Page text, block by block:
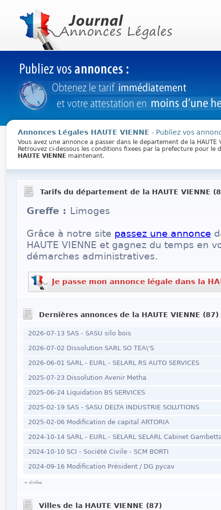
Annonces Légales HAUTE VIENNE - Publiez vos
Vous avez une annonce a passer dans le departement de la HAUTE
Retrouvez ci-dessous les conditions fixees par la prefecture pour
HAUTE VIENNEmaintenant.
Tarifs du département de la HAUTE VIENNE
Greffe : Limoges
Grâce à notre site passez une annonce
HAUTE VIENNE et gagnez du temps en
démarches administratives.
Je passe mon annonce légale dans la
Dernières annonces de la HAUTE VIENNE (87)
2026-07-13 SAS - SASU silo bois
2026-07-02 Dissolution SARL SO TEA\'S
2026-06-01 SARL - EURL - SELARL RS AUTO SERVICES
2025-07-23 Dissolution Avenir Metha
2025-06-24 Liquidation BS SERVICES
2025-02-19 SAS - SASU DELTA INDUSTRIE SOLUTIONS
2025-02-06 Modification de capital ARTORIA
2024-10-14 SARL - EURL - SELARL SELARL Cabinet
2024-10-10 SCI - Société Civile - SCM BORTI
2024-09-16 Modification Président / DG pycav
+ d'infos
Villes de la HAUTE VIENNE (87)